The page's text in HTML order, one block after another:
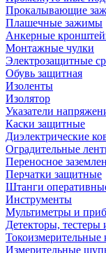
Прокалывающие
Плашечные зажимы
Анкерные
Монтажные чулки
Электрозащитные
Обувь защитная
Изоленты
Изолятор
Указатели
Каски защитные
Диэлектрические
Оградительные
Переносное
Перчатки защитные
Штанги
Инструменты
Мультиметры и
Детекторы,
Токоизмерительные
Измерительные